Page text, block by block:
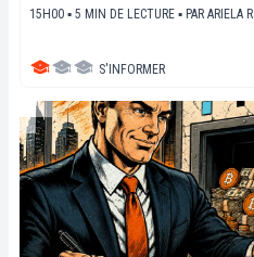
15H00 ▪ 5 MIN DE LECTURE ▪ PAR ARIELA R.
S'INFORMER